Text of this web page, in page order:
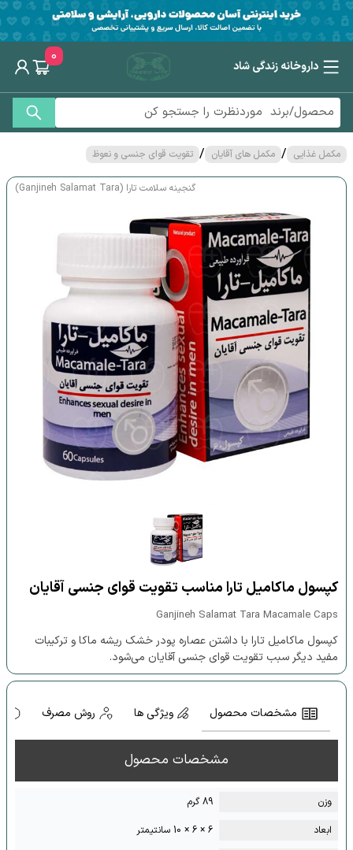
داروخانه زندگی شاد
0
مکمل غذایی / مکمل های آقایان / تقویت قوای جنسی و نعوظ
گنجینه سلامت تارا (Ganjineh Salamat Tara)
کپسول ماکامیل تارا مناسب تقویت قوای جنسی آقایان
Ganjineh Salamat Tara Macamale Caps
کپسول ماکامیل تارا با داشتن عصاره پودر خشک ریشه ماکا و ترکیبات
مفید دیگر سبب تقویت قوای جنسی آقایان می‌شود.
مشخصات محصول ویژگی ها روش مصرف
مشخصات محصول
وزن
89 گرم
ابعاد
6 × 6 × 10 سانتیمتر